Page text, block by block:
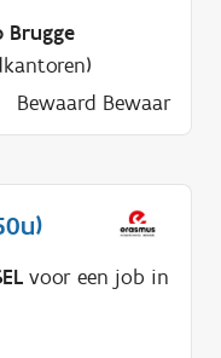
Brugge
Bewaard Bewaar
voor een job in